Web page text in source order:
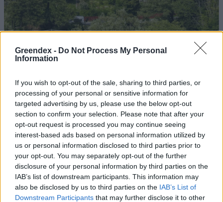
Greendex - Do Not Process My Personal
Information
If you wish to opt-out of the sale, sharing to third parties, or
processing of your personal or sensitive information for
targeted advertising by us, please use the below opt-out
section to confirm your selection. Please note that after your
opt-out request is processed you may continue seeing
interest-based ads based on personal information utilized by
us or personal information disclosed to third parties prior to
your opt-out. You may separately opt-out of the further
disclosure of your personal information by third parties on the
IAB’s list of downstream participants. This information may
also be disclosed by us to third parties on the IAB’s List of
Downstream Participants that may further disclose it to other
Történelmi aszály sújtja Nagy-
Britanniát is
Elképesztő felvétel mutatja meg,
mekkora a különbség az áradó és a
kiszáradó Duna között